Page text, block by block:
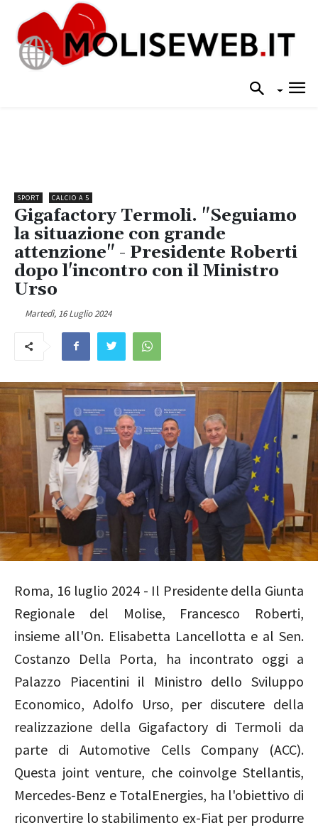
SPORT CALCIO A 5
Gigafactory Termoli. "Seguiamo
la situazione con grande
attenzione" - Presidente Roberti
dopo l'incontro con il Ministro
Urso
Martedì, 16 Luglio 2024
Roma, 16 luglio 2024 - Il Presidente della Giunta
Regionale del Molise, Francesco Roberti,
insieme all'On. Elisabetta Lancellotta e al Sen.
Costanzo Della Porta, ha incontrato oggi a
Palazzo Piacentini il Ministro dello Sviluppo
Economico, Adolfo Urso, per discutere della
realizzazione della Gigafactory di Termoli da
parte di Automotive Cells Company (ACC).
Questa joint venture, che coinvolge Stellantis,
Mercedes-Benz e TotalEnergies, ha l'obiettivo di
riconvertire lo stabilimento ex-Fiat per produrre